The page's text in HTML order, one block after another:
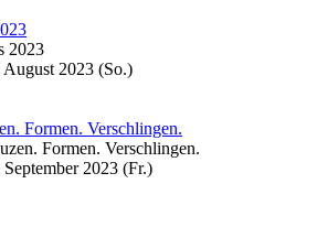
August 2023 (So.)
Formen. Verschlingen.
September 2023 (Fr.)